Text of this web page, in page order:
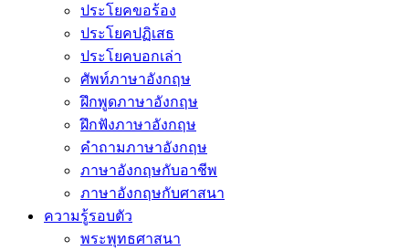
ประโยคขอร้อง
ประโยคปฏิเสธ
ประโยคบอกเล่า
ศัพท์ภาษาอังกฤษ
ฝึกพูดภาษาอังกฤษ
ฝึกฟังภาษาอังกฤษ
คำถามภาษาอังกฤษ
ภาษาอังกฤษกับอาชีพ
ภาษาอังกฤษกับศาสนา
ความรู้รอบตัว
พระพุทธศาสนา